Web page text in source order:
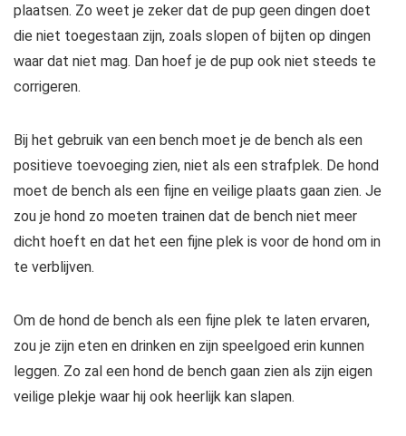
plaatsen. Zo weet je zeker dat de pup geen dingen doet
die niet toegestaan zijn, zoals slopen of bijten op dingen
waar dat niet mag. Dan hoef je de pup ook niet steeds te
corrigeren.
Bij het gebruik van een bench moet je de bench als een
positieve toevoeging zien, niet als een strafplek. De hond
moet de bench als een fijne en veilige plaats gaan zien. Je
zou je hond zo moeten trainen dat de bench niet meer
dicht hoeft en dat het een fijne plek is voor de hond om in
te verblijven.
Om de hond de bench als een fijne plek te laten ervaren,
zou je zijn eten en drinken en zijn speelgoed erin kunnen
leggen. Zo zal een hond de bench gaan zien als zijn eigen
veilige plekje waar hij ook heerlijk kan slapen.